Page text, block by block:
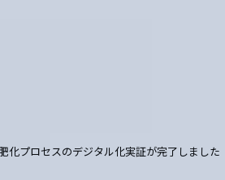
化プロセスのデジタル化実証が完了しました